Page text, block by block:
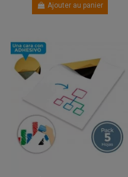
Ajouter au panier